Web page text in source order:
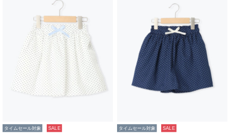
タイムセール対象 SALE タイムセール対象 SALE